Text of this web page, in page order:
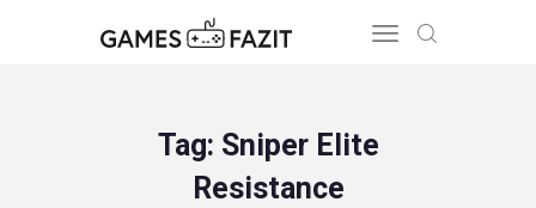
Tag: Sniper Elite
Resistance